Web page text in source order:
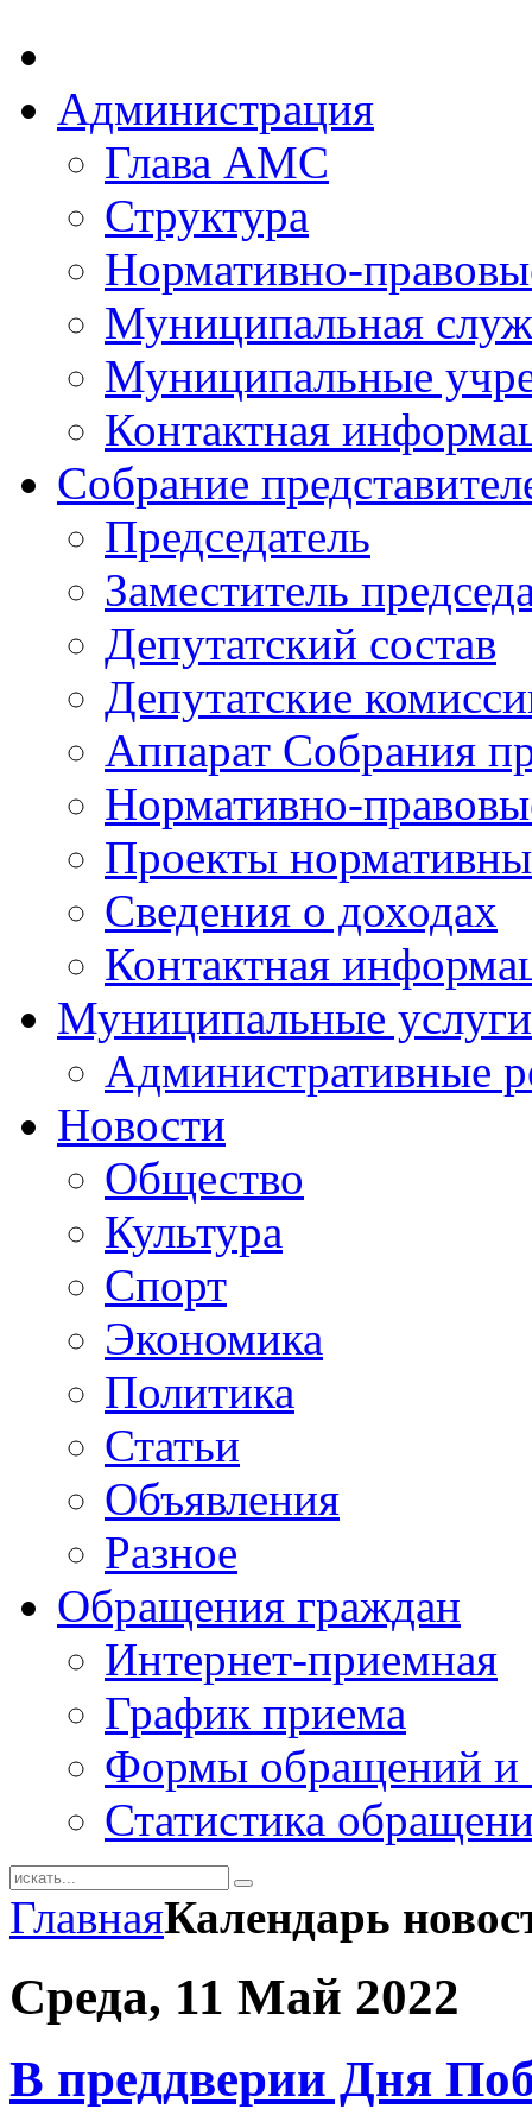
Администрация
Глава АМС
Структура
Нормативно-
Муниципальная
Муниципальные
Контактная
Собрание
Председатель
Заместитель
Депутатский состав
Депутатские
Аппарат Собрания
Нормативно-
Проекты
Сведения о доходах
Контактная
Муниципальные услуги
Административные
Новости
Общество
Культура
Спорт
Экономика
Политика
Статьи
Объявления
Разное
Обращения граждан
Интернет-приемная
График приема
Формы обращений и
Статистика
ГлавнаяКалендарь
Среда, 11 Май 2022
В преддверии Дня